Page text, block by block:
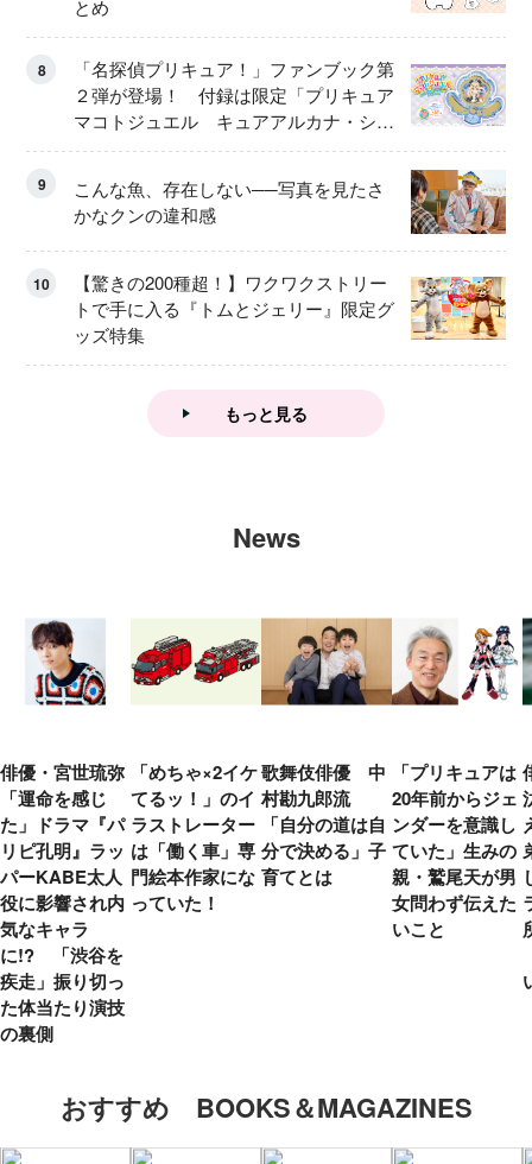
とめ
8
「名探偵プリキュア！」ファンブック第
２弾が登場！ 付録は限定「プリキュア
マコトジュエル キュアアルカナ・シャ
ドウ アイスver.」 キュアエクレールを
9
こんな魚、存在しない──写真を見たさ
かなクンの違和感
10
【驚きの200種超！】ワクワクストリー
トで手に入る『トムとジェリー』限定グ
ッズ特集
もっと見る
News
俳優・宮世琉弥
「運命を感じ
た」ドラマ『パ
リピ孔明』ラッ
パーKABE太人
役に影響され内
気なキャラ
に!? 「渋谷を
疾走」振り切っ
た体当たり演技
の裏側
「めちゃ×2イケ
てるッ！」のイ
ラストレーター
は「働く車」専
門絵本作家にな
っていた！
歌舞伎俳優 中
村勘九郎流
「自分の道は自
分で決める」子
育てとは
「プリキュアは
20年前からジェ
ンダーを意識し
ていた」生みの
親・鷲尾天が男
女問わず伝えた
いこと
おすすめ BOOKS＆MAGAZINES